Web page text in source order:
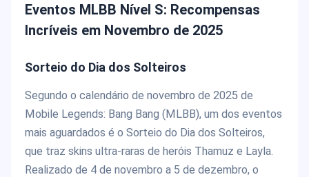
Eventos MLBB Nível S: Recompensas
Incríveis em Novembro de 2025
Sorteio do Dia dos Solteiros
Segundo o calendário de novembro de 2025 de
Mobile Legends: Bang Bang (MLBB), um dos eventos
mais aguardados é o Sorteio do Dia dos Solteiros,
que traz skins ultra-raras de heróis Thamuz e Layla.
Realizado de 4 de novembro a 5 de dezembro, o